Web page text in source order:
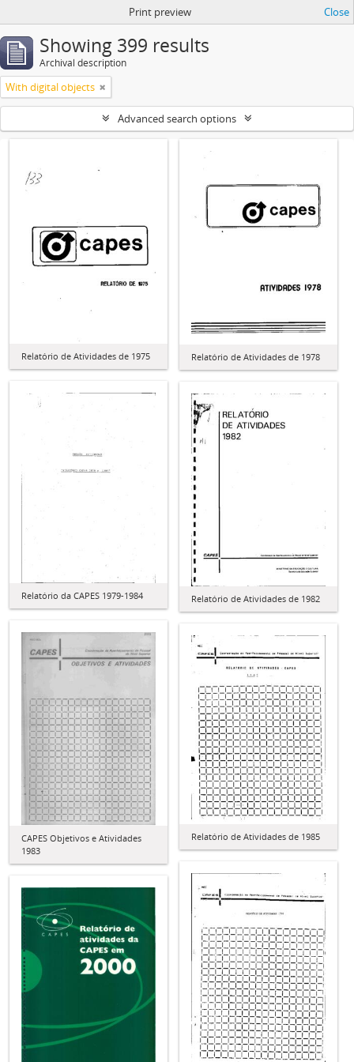
Print preview Close
Showing 399 results
Archival description
With digital objects
Advanced search options
Relatório de Atividades de 1975 Relatório de Atividades de 1978
Relatório da CAPES 1979-1984 Relatório de Atividades de 1982
CAPES Objetivos e Atividades
1983
Relatório de Atividades de 1985